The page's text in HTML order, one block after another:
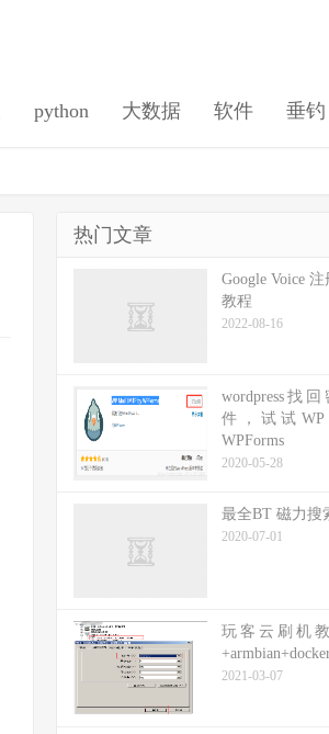
python 大数据 软件 垂钓
热门文章
Google Voice
教程
2022-08-16
wordpress找
件，试试WP
WPForms
2020-05-28
最全BT 磁力搜
2020-07-01
玩客云刷机
2021-03-07